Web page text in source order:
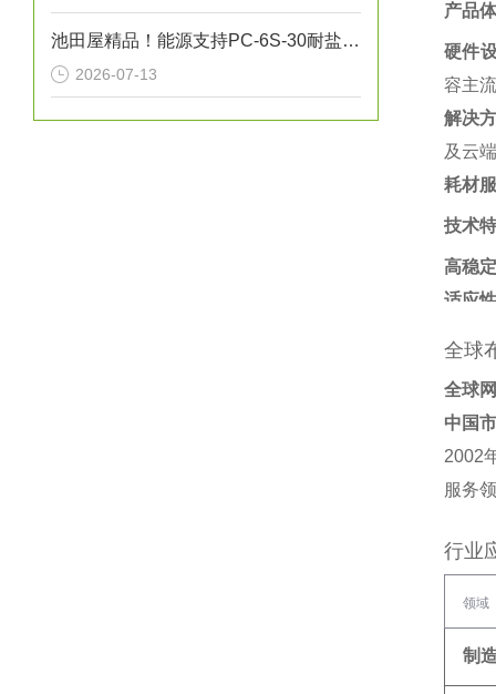
池田屋精品！能源支持PC-6S-30耐盐箱式高压断路器技术参数
2026-07-13
产品
硬件
容主
解决
及云
耗材
技术
高稳
适应
全球
全球
中国
2002
服务
行业
领域
制